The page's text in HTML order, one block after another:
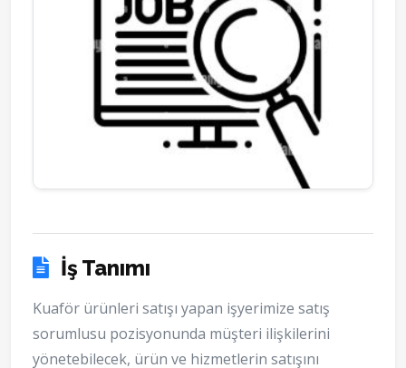
İş Tanımı
Kuaför ürünleri satışı yapan işyerimize satış
sorumlusu pozisyonunda müşteri ilişkilerini
yönetebilecek, ürün ve hizmetlerin satışını